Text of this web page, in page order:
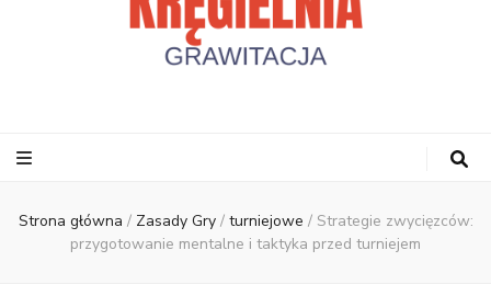
Strona główna / Zasady Gry / turniejowe / Strategie zwycięzców:
przygotowanie mentalne i taktyka przed turniejem